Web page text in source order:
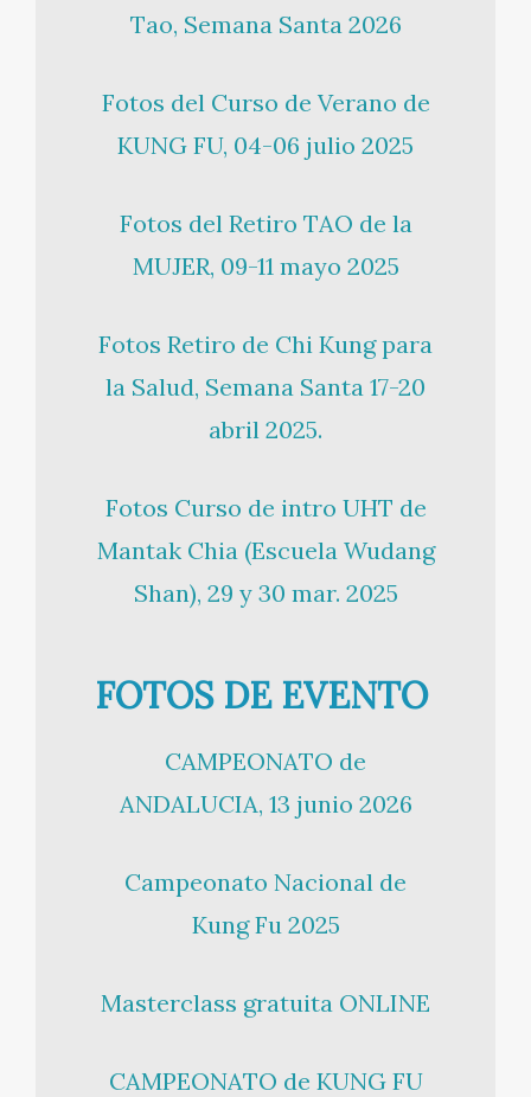
Tao, Semana Santa 2026
Fotos del Curso de Verano de
KUNG FU, 04-06 julio 2025
Fotos del Retiro TAO de la
MUJER, 09-11 mayo 2025
Fotos Retiro de Chi Kung para
la Salud, Semana Santa 17-20
abril 2025.
Fotos Curso de intro UHT de
Mantak Chia (Escuela Wudang
Shan), 29 y 30 mar. 2025
FOTOS DE EVENTO
CAMPEONATO de
ANDALUCIA, 13 junio 2026
Campeonato Nacional de
Kung Fu 2025
Masterclass gratuita ONLINE
CAMPEONATO de KUNG FU